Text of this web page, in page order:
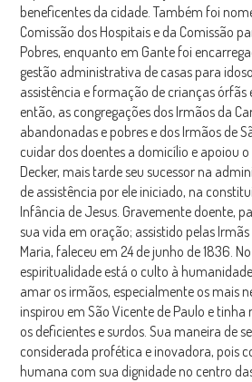
beneficentes da cidade. Também foi
Comissão dos Hospitais e da Comissão
Pobres, enquanto em Gante foi
gestão administrativa de casas para
assistência e formação de crianças órfãs
então, as congregações dos Irmãos da
abandonadas e pobres e dos Irmãos de
cuidar dos doentes a domicílio e apoiou
Decker, mais tarde seu sucessor na
de assistência por ele iniciado, na
Infância de Jesus. Gravemente doente,
sua vida em oração; assistido pelas
Maria, faleceu em 24 de junho de 1836.
espiritualidade está o culto à
amar os irmãos, especialmente os mais
inspirou em São Vicente de Paulo e tinha
os deficientes e surdos. Sua maneira de
considerada profética e inovadora, pois
humana com sua dignidade no centro